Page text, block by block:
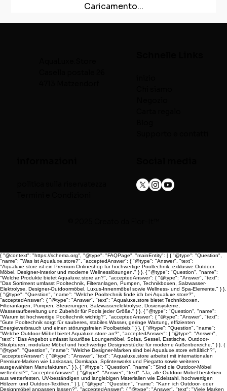
Caricamento...
{ "@context": "https://schema.org", "@type": "FAQPage", "mainEntity": [ { "@type": "Question",
"name": "Was ist Aqualuxe.store?", "acceptedAnswer": { "@type": "Answer", "text":
"Aqualuxe.store ist ein Premium-Onlineshop für hochwertige Pooltechnik, exklusive Outdoor-
Möbel, Designer-Interior und moderne Wellnesslösungen." } }, { "@type": "Question", "name":
"Welche Produkte bietet Aqualuxe.store an?", "acceptedAnswer": { "@type": "Answer", "text":
"Das Sortiment umfasst Pooltechnik, Filteranlagen, Pumpen, Technikboxen, Salzwasser-
Elektrolyse, Designer-Outdoormöbel, Luxus-Innenmöbel sowie Wellness- und Spa-Elemente." } },
{ "@type": "Question", "name": "Welche Pooltechnik finde ich bei Aqualuxe.store?",
"acceptedAnswer": { "@type": "Answer", "text": "Aqualuxe.store bietet Technikboxen,
Filteranlagen, Pumpen, Steuerungen, Salzwasserelektrolyse, Dosiersysteme,
Wasseraufbereitung und Zubehör für Pools jeder Größe." } }, { "@type": "Question", "name":
"Warum ist hochwertige Pooltechnik wichtig?", "acceptedAnswer": { "@type": "Answer", "text":
"Gute Pooltechnik sorgt für sauberes, stabiles Wasser, geringe Wartung, effizienten
Energieverbrauch und einen störungsfreien Poolbetrieb." } }, { "@type": "Question", "name":
"Welche Outdoor-Möbel bietet Aqualuxe.store an?", "acceptedAnswer": { "@type": "Answer",
"text": "Das Angebot umfasst luxuriöse Loungemöbel, Sofas, Sessel, Esstische, Outdoor-
Skulpturen, modulare Möbel und hochwertige Designerstücke für moderne Außenbereiche." } }, {
"@type": "Question", "name": "Welche Designer-Marken sind bei Aqualuxe.store erhältlich?",
"acceptedAnswer": { "@type": "Answer", "text": "Aqualuxe.store arbeitet mit internationalen
Premium-Marken wie Laskasas, Domkapa, Splinterworks und Piegatto sowie weiteren
ausgewählten Manufakturen." } }, { "@type": "Question", "name": "Sind die Outdoor-Möbel
wetterfest?", "acceptedAnswer": { "@type": "Answer", "text": "Ja, alle Outdoor-Möbel bestehen
aus wetterfesten, UV-beständigen und langlebigen Materialien wie Edelstahl, hochwertigen
Hölzern und Outdoor-Textilien." } }, { "@type": "Question", "name": "Kann ich Outdoor- oder
Designmöbel anpassen lassen?", "acceptedAnswer": { "@type": "Answer", "text": "Viele Marken